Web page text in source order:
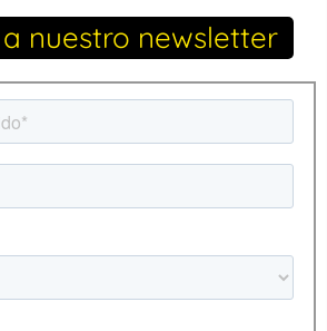
nuestro newsletter